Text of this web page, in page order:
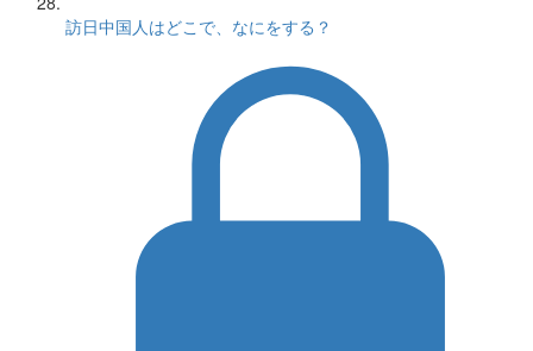
訪日中国人はどこで、なにをする？